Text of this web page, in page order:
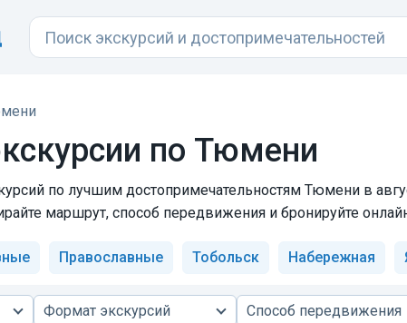
по Тюмени
по лучшим достопримечательностям Тюмени в
маршрут, способ передвижения и бронируйте
Православные Тобольск Набережная
Формат экскурсий Способ передвижения